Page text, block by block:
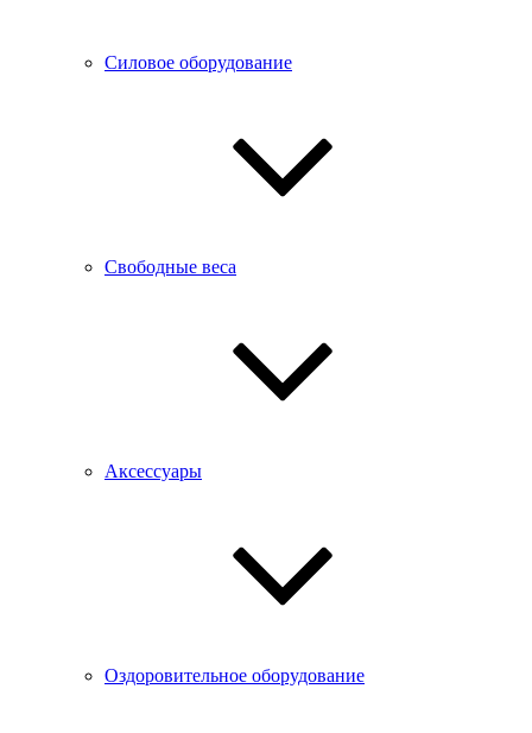
Силовое оборудование
Свободные веса
Аксессуары
Оздоровительное оборудование